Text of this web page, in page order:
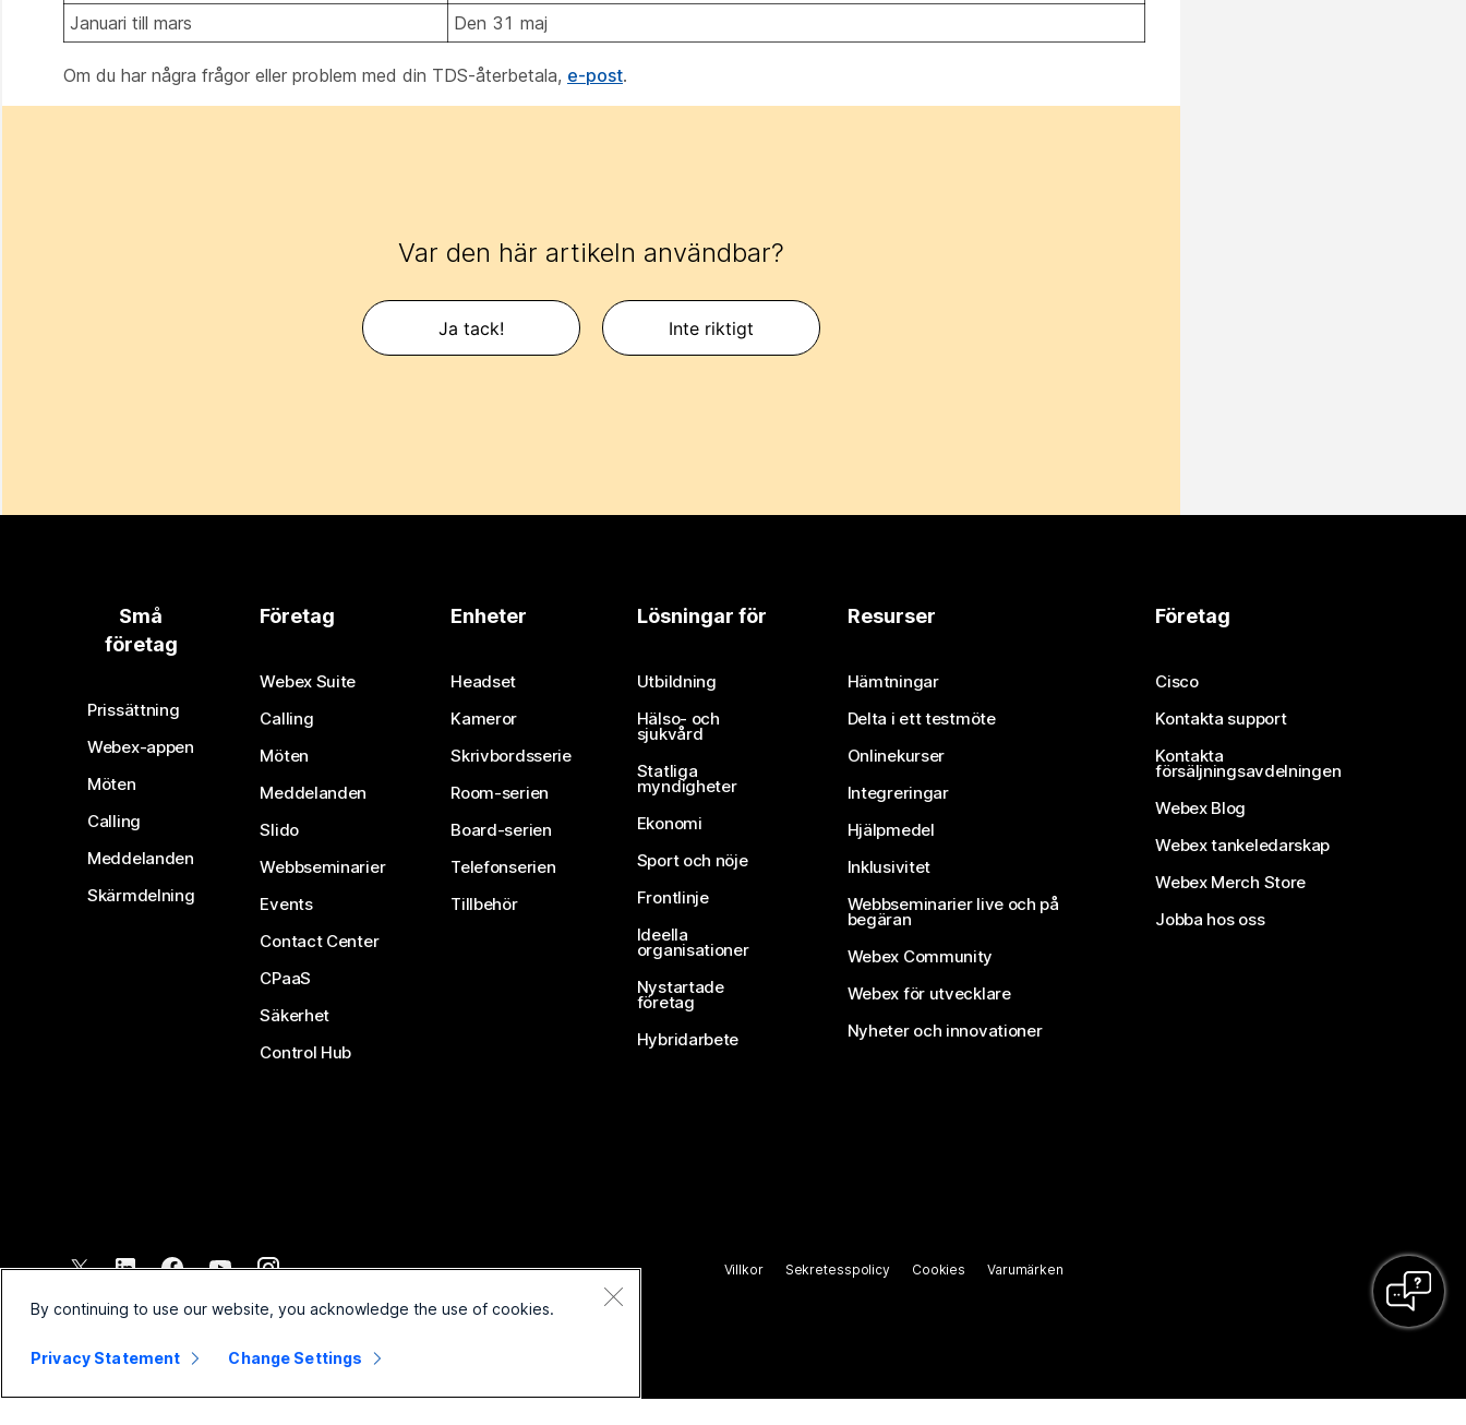
Januari till mars
Den 31 maj
Om du har några frågor eller problem med din TDS-återbetala, e-post.
Var den här artikeln användbar?
Ja tack! Inte riktigt
Små
företag
Prissättning
Webex-appen
Möten
Calling
Meddelanden
Skärmdelning
Företag
Webex Suite
Calling
Möten
Meddelanden
Slido
Webbseminarier
Events
Contact Center
CPaaS
Säkerhet
Control Hub
Enheter
Headset
Kameror
Skrivbordsserie
Room-serien
Board-serien
Telefonserien
Tillbehör
Lösningar för
Utbildning
Hälso- och
sjukvård
Statliga
myndigheter
Ekonomi
Sport och nöje
Frontlinje
Ideella
organisationer
Nystartade
företag
Hybridarbete
Resurser
Hämtningar
Delta i ett testmöte
Onlinekurser
Integreringar
Hjälpmedel
Inklusivitet
Webbseminarier live och på
begäran
Webex Community
Webex för utvecklare
Nyheter och innovationer
Företag
Cisco
Kontakta support
Kontakta
försäljningsavdelningen
Webex Blog
Webex tankeledarskap
Webex Merch Store
Jobba hos oss
2026 Cisco och/eller dess dotterbolag. Med ensamrätt.
Villkor Sekretesspolicy Cookies Varumärken
By continuing to use our website, you acknowledge the use of cookies.
Privacy Statement Change Settings